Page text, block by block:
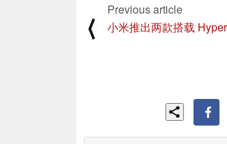
⟨
Previous article
小米推出两款搭载